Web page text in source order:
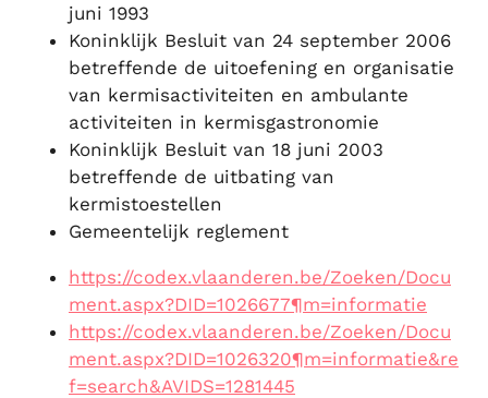
juni 1993
Koninklijk Besluit van 24 september 2006
betreffende de uitoefening en organisatie
van kermisactiviteiten en ambulante
activiteiten in kermisgastronomie
Koninklijk Besluit van 18 juni 2003
betreffende de uitbating van
kermistoestellen
Gemeentelijk reglement
https://codex.vlaanderen.be/Zoeken/Docu
ment.aspx?DID=1026677¶m=informatie
https://codex.vlaanderen.be/Zoeken/Docu
ment.aspx?DID=1026320¶m=informatie&re
f=search&AVIDS=1281445